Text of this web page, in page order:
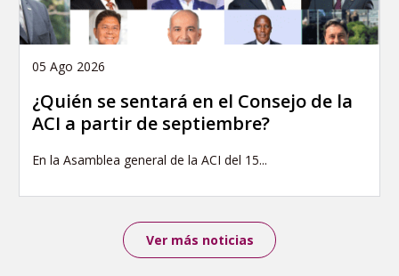
05 Ago 2026
¿Quién se sentará en el Consejo de la
ACI a partir de septiembre?
En la Asamblea general de la ACI del 15...
Ver más noticias